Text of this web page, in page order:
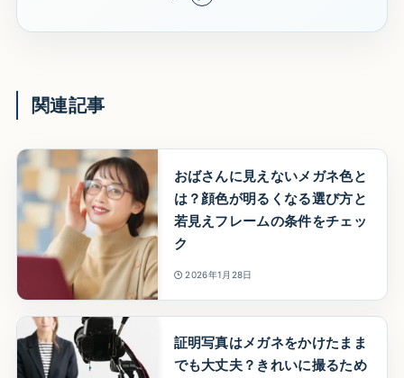
関連記事
おばさんに見えないメガネ色と
は？顔色が明るくなる選び方と
若見えフレームの条件をチェッ
ク
2026年1月28日
証明写真はメガネをかけたまま
でも大丈夫？きれいに撮るため